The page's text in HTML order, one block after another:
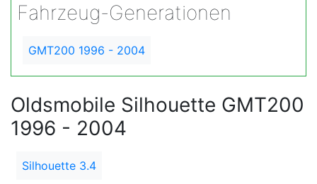
Fahrzeug-Generationen
GMT200 1996 - 2004
Oldsmobile Silhouette GMT200
1996 - 2004
Silhouette 3.4